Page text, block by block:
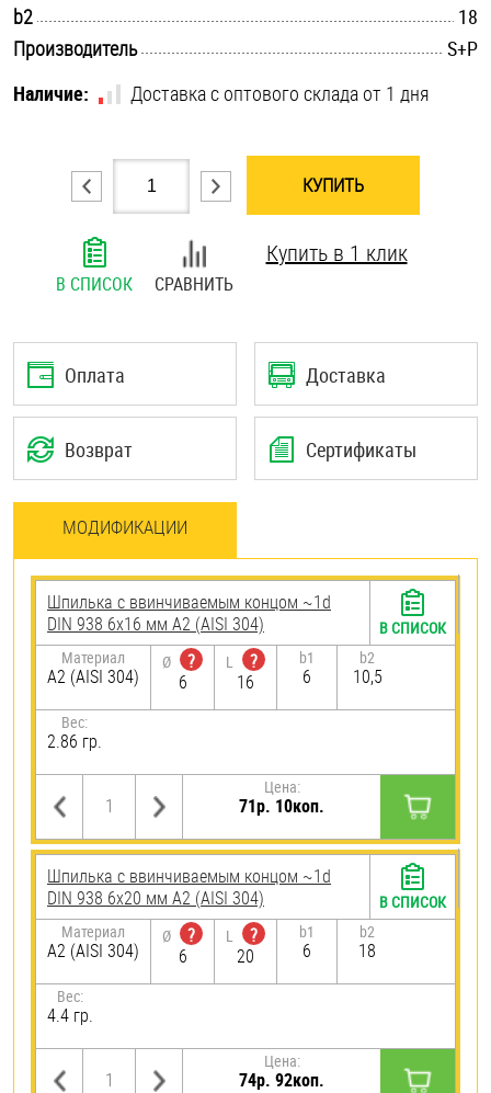
Хомуты
Шплинты
Штифты и пальцы
b2
18
Производитель
S+P
Наличие:
Доставка с оптового склада от 1 дня
КУПИТЬ
В СПИСОК СРАВНИТЬ
Купить в 1 клик
Оплата Доставка
Возврат Сертификаты
МОДИФИКАЦИИ
Шпилька c ввинчиваемым концом ~1d
DIN 938 6х16 мм А2 (AISI 304)
Материал
А2 (AISI 304)
Ø
?
6
L
?
16
b1
6
b2
10,5
Вес:
2.86 гр.
Цена:
71р. 10коп.
В СПИСОК
Шпилька c ввинчиваемым концом ~1d
DIN 938 6х20 мм А2 (AISI 304)
Материал
А2 (AISI 304)
Ø
?
6
L
?
20
b1
6
b2
18
Вес:
4.4 гр.
Цена:
74р. 92коп.
В СПИСОК